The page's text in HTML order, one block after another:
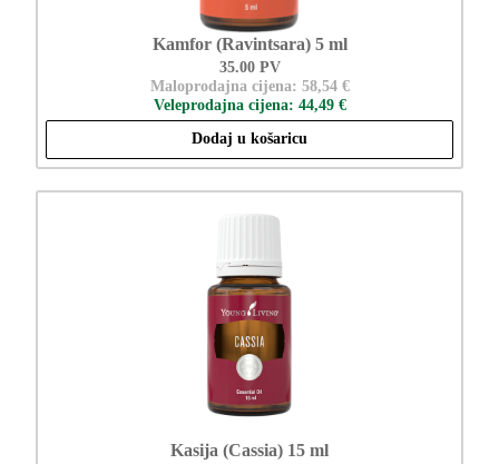
Kamfor (Ravintsara) 5 ml
35.00 PV
Maloprodajna cijena: 58,54 €
Veleprodajna cijena: 44,49 €
Dodaj u košaricu
Kasija (Cassia) 15 ml